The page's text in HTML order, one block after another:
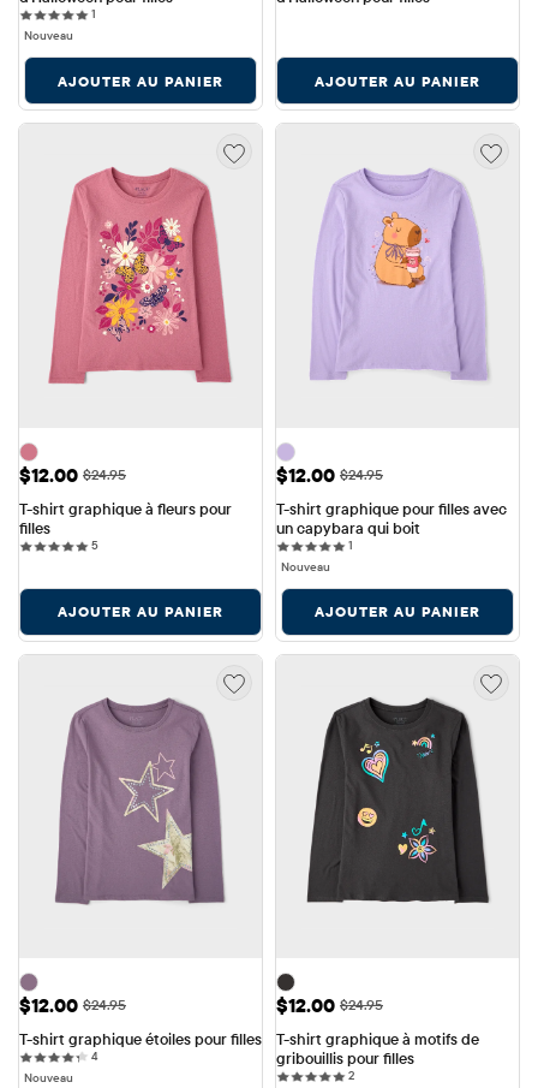
1
Nouveau
AJOUTER AU PANIER AJOUTER AU PANIER
Prix ​​de vente: $12.00
$12.00 Prix ​​d'origine: $24.95
$24.95
T-shirt graphique à fleurs pour
filles
55 reviews
AJOUTER AU PANIER
Prix ​​de vente: $12.00
$12.00 Prix ​​d'origine: $24.95
$24.95
T-shirt graphique pour filles avec
un capybara qui boit
1
Nouveau
AJOUTER AU PANIER
Prix ​​de vente: $12.00
$12.00 Prix ​​d'origine: $24.95
$24.95
T-shirt graphique étoiles pour filles
44 reviews
Nouveau
Prix ​​de vente: $12.00
$12.00 Prix ​​d'origine: $24.95
$24.95
T-shirt graphique à motifs de
gribouillis pour filles
22 reviews